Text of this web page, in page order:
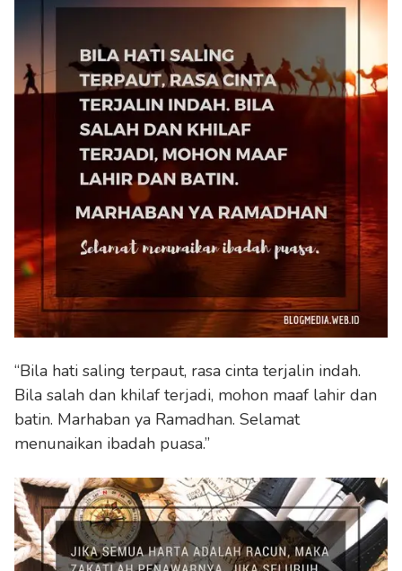
“Bila hati saling terpaut, rasa cinta terjalin indah.
Bila salah dan khilaf terjadi, mohon maaf lahir dan
batin. Marhaban ya Ramadhan. Selamat
menunaikan ibadah puasa.”